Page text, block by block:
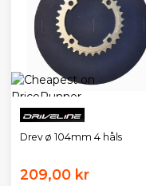
Drev ø 104mm 4 håls
209,00 kr